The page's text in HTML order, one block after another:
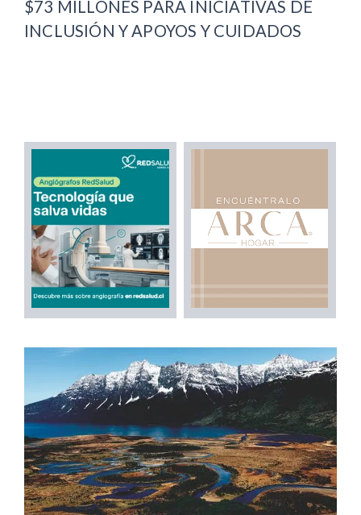
$73 MILLONES PARA INICIATIVAS DE
INCLUSIÓN Y APOYOS Y CUIDADOS